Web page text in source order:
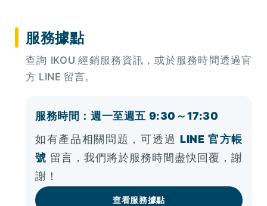
服務據點
查詢 IKOU 經銷服務資訊，或於服務時間透過官
方 LINE 留言。
服務時間：週一至週五 9:30～17:30
如有產品相關問題，可透過 LINE 官方帳
號 留言，我們將於服務時間盡快回覆，謝
謝！
查看服務據點